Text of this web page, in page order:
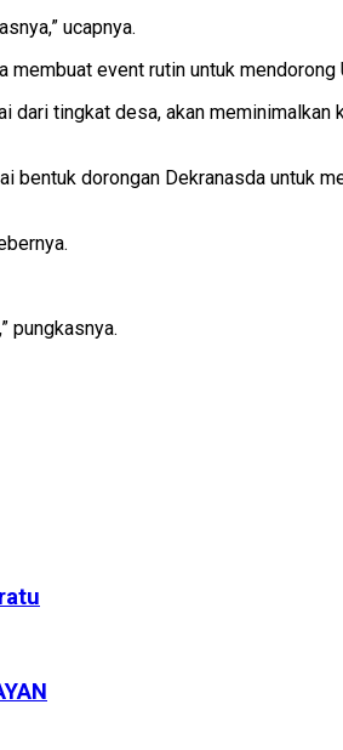
ucapnya.
event rutin untuk
dari tingkat desa, akan
bentuk dorongan Dekranasda untuk
pungkasnya.